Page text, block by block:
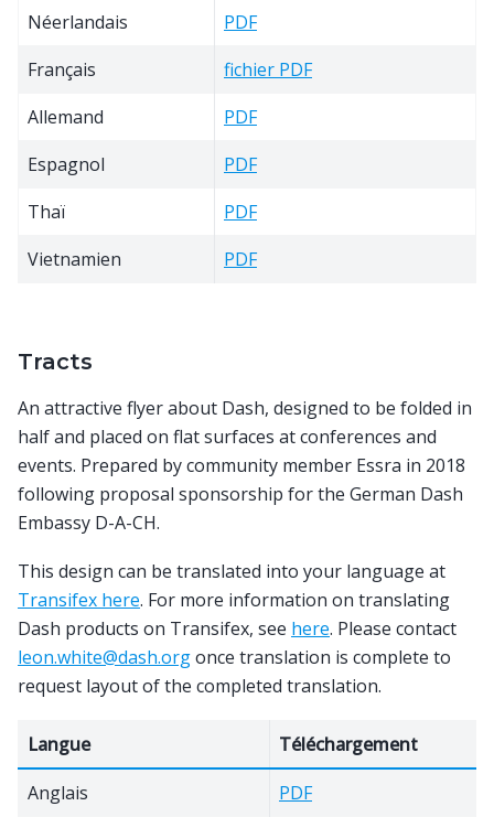
Néerlandais
PDF
Français
fichier PDF
Allemand
PDF
Espagnol
PDF
Thaï
PDF
Vietnamien
PDF
Tracts
An attractive flyer about Dash, designed to be folded in
half and placed on flat surfaces at conferences and
events. Prepared by community member Essra in 2018
following proposal sponsorship for the German Dash
Embassy D-A-CH.
This design can be translated into your language at
Transifex here. For more information on translating
Dash products on Transifex, see here. Please contact
leon.white@dash.orgonce translation is complete to
request layout of the completed translation.
Langue
Téléchargement
Anglais
PDF